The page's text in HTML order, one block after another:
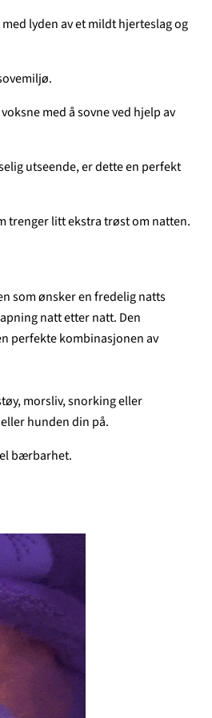
lyden av et mildt hjerteslag og
med å sovne ved hjelp av
utseende, er dette en perfekt
trenger litt ekstra trøst om natten.
som ønsker en fredelig natts
natt etter natt. Den
perfekte kombinasjonen av
morsliv, snorking eller
hunden din på.
bærbarhet.